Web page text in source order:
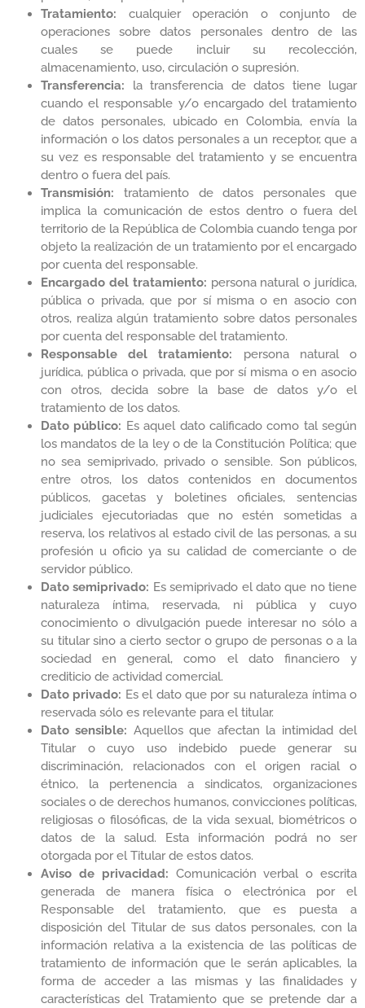
Tratamiento: cualquier operación o conjunto de
operaciones sobre datos personales dentro de las
cuales se puede incluir su recolección,
almacenamiento, uso, circulación o supresión.
Transferencia: la transferencia de datos tiene lugar
cuando el responsable y/o encargado del tratamiento
de datos personales, ubicado en Colombia, envía la
información o los datos personales a un receptor, que a
su vez es responsable del tratamiento y se encuentra
dentro o fuera del país.
Transmisión: tratamiento de datos personales que
implica la comunicación de estos dentro o fuera del
territorio de la República de Colombia cuando tenga por
objeto la realización de un tratamiento por el encargado
por cuenta del responsable.
Encargado del tratamiento: persona natural o jurídica,
pública o privada, que por sí misma o en asocio con
otros, realiza algún tratamiento sobre datos personales
por cuenta del responsable del tratamiento.
Responsable del tratamiento: persona natural o
jurídica, pública o privada, que por sí misma o en asocio
con otros, decida sobre la base de datos y/o el
tratamiento de los datos.
Dato público: Es aquel dato calificado como tal según
los mandatos de la ley o de la Constitución Política; que
no sea semiprivado, privado o sensible. Son públicos,
entre otros, los datos contenidos en documentos
públicos, gacetas y boletines oficiales, sentencias
judiciales ejecutoriadas que no estén sometidas a
reserva, los relativos al estado civil de las personas, a su
profesión u oficio ya su calidad de comerciante o de
servidor público.
Dato semiprivado: Es semiprivado el dato que no tiene
naturaleza íntima, reservada, ni pública y cuyo
conocimiento o divulgación puede interesar no sólo a
su titular sino a cierto sector o grupo de personas o a la
sociedad en general, como el dato financiero y
crediticio de actividad comercial.
Dato privado: Es el dato que por su naturaleza íntima o
reservada sólo es relevante para el titular.
Dato sensible: Aquellos que afectan la intimidad del
Titular o cuyo uso indebido puede generar su
discriminación, relacionados con el origen racial o
étnico, la pertenencia a sindicatos, organizaciones
sociales o de derechos humanos, convicciones políticas,
religiosas o filosóficas, de la vida sexual, biométricos o
datos de la salud. Esta información podrá no ser
otorgada por el Titular de estos datos.
Aviso de privacidad: Comunicación verbal o escrita
generada de manera física o electrónica por el
Responsable del tratamiento, que es puesta a
disposición del Titular de sus datos personales, con la
información relativa a la existencia de las políticas de
tratamiento de información que le serán aplicables, la
forma de acceder a las mismas y las finalidades y
características del Tratamiento que se pretende dar a